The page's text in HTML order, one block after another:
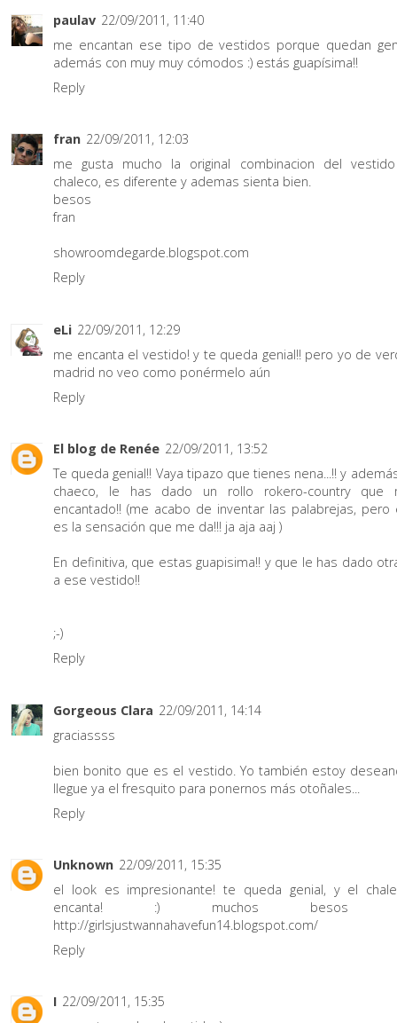
paulav 22/09/2011, 11:40
me encantan ese tipo de vestidos porque quedan
además con muy muy cómodos :) estás guapísima!!
Reply
fran 22/09/2011, 12:03
me gusta mucho la original combinacion del
chaleco, es diferente y ademas sienta bien.
besos
fran
showroomdegarde.blogspot.com
Reply
eLi 22/09/2011, 12:29
me encanta el vestido! y te queda genial!! pero yo de
madrid no veo como ponérmelo aún
Reply
El blog de Renée 22/09/2011, 13:52
Te queda genial!! Vaya tipazo que tienes nena...!! y
chaeco, le has dado un rollo rokero-country que
encantado!! (me acabo de inventar las palabrejas, pero
es la sensación que me da!!! ja aja aaj )
En definitiva, que estas guapisima!! y que le has dado
a ese vestido!!
;-)
Reply
Gorgeous Clara 22/09/2011, 14:14
graciassss
bien bonito que es el vestido. Yo también estoy
llegue ya el fresquito para ponernos más otoñales...
Reply
Unknown 22/09/2011, 15:35
el look es impresionante! te queda genial, y el
encanta! :) muchos besos
http://girlsjustwannahavefun14.blogspot.com/
Reply
I 22/09/2011, 15:35